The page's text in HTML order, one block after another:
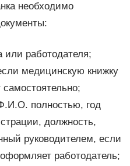
необходимо
или работодателя;
медицинскую книжку
полностью, год
должность,
руководителем, если
работодатель;